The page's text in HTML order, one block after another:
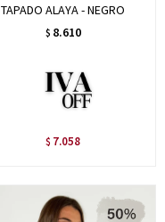
TAPADO ALAYA - NEGRO
$ 8.610
$ 7.058